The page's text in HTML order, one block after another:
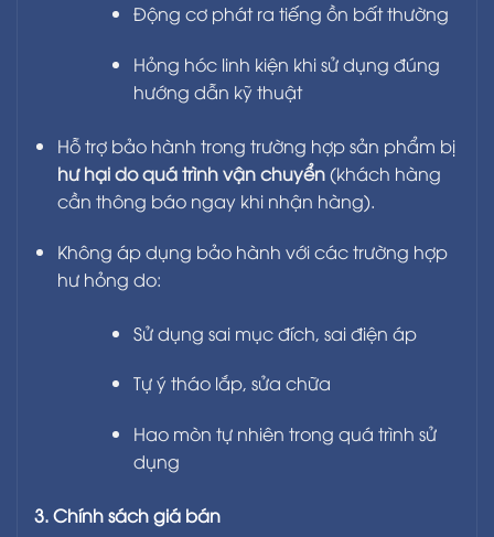
Động cơ phát ra tiếng ồn bất thường
Hỏng hóc linh kiện khi sử dụng đúng
hướng dẫn kỹ thuật
Hỗ trợ bảo hành trong trường hợp sản phẩm bị
hư hại do quá trình vận chuyển(khách hàng
cần thông báo ngay khi nhận hàng).
Không áp dụng bảo hành với các trường hợp
hư hỏng do:
Sử dụng sai mục đích, sai điện áp
Tự ý tháo lắp, sửa chữa
Hao mòn tự nhiên trong quá trình sử
dụng
3. Chính sách giá bán